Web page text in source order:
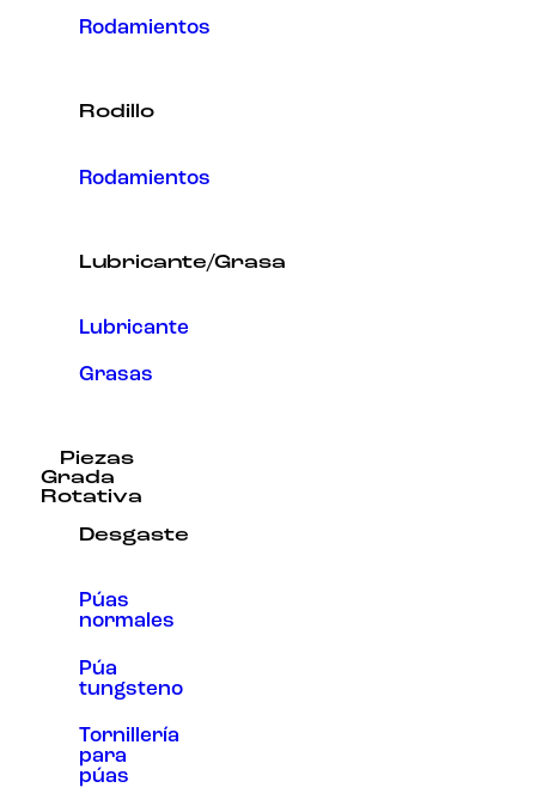
Rodamientos
Rodillo
Rodamientos
Lubricante/Grasa
Lubricante
Grasas
Piezas
Grada
Rotativa
Desgaste
Púas
normales
Púa
tungsteno
Tornillería
para
púas